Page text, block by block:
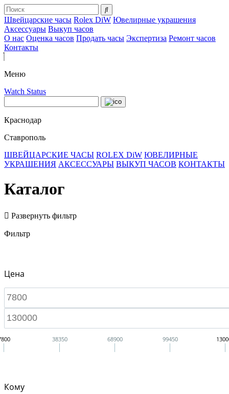
Швейцарские часы Rolex DiW Ювелирные украшения
Аксессуары Выкуп часов
О нас Оценка часов Продать часы Экспертиза Ремонт часов
Контакты
Меню
Watch Status
Краснодар
Ставрополь
ШВЕЙЦАРСКИЕ ЧАСЫ ROLEX DiW ЮВЕЛИРНЫЕ
УКРАШЕНИЯ АКСЕССУАРЫ ВЫКУП ЧАСОВ КОНТАКТЫ
Каталог
Развернуть фильтр
Фильтр
Цена
38350 68900 99450
Кому